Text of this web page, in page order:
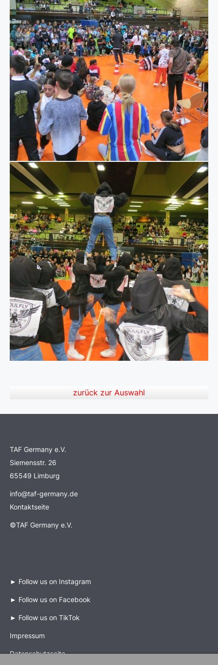
zurück zur Auswahl
TAF Germany e.V.
Siemensstr. 26
65549 Limburg
info@taf-germany.de
Kontaktseite
©TAF Germany e.V.
► Follow us on Instagram
► Follow us on Facebook
► Follow us on TikTok
Impressum
Datenschutzseite